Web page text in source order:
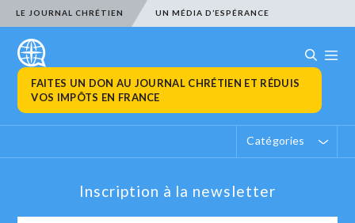
LE JOURNAL CHRÉTIEN UN MÉDIA D’ESPÉRANCE
FAITES UN DON AU JOURNAL CHRÉTIEN ET RÉDUIS
VOS IMPÔTS EN FRANCE
Catégories
Inscription à la newsletter